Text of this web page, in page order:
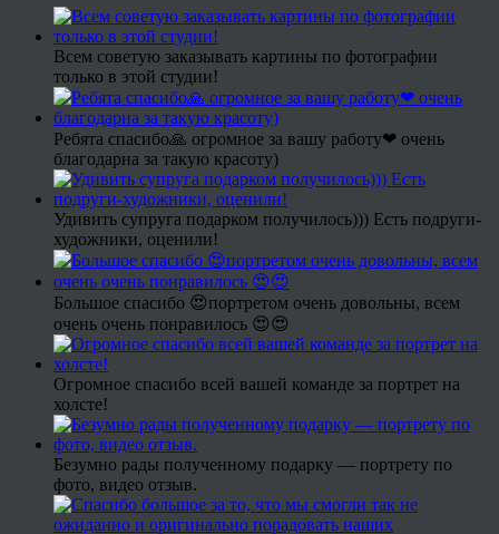
Всем советую заказывать картины по фотографии
только в этой студии!
Ребята спасибо🙏 огромное за вашу работу❤ очень
благодарна за такую красоту)
Удивить супруга подарком получилось))) Есть подруги-
художники, оценили!
Большое спасибо 😍портретом очень довольны, всем
очень очень понравилось 😍😍
Огромное спасибо всей вашей команде за портрет на
холсте!
Безумно рады полученному подарку — портрету по
фото, видео отзыв.